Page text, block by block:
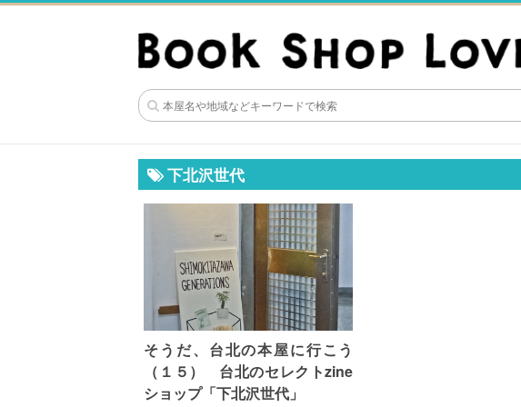
下北沢世代
そうだ、台北の本屋に行こう
（１５） 台北のセレクトzine
ショップ「下北沢世代」